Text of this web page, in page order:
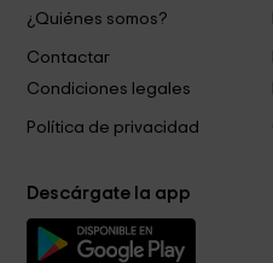
¿Quiénes somos?
Contactar
Condiciones legales
Política de privacidad
Descárgate la app